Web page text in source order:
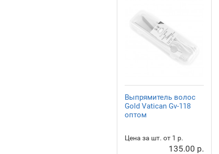
Выпрямитель волос
Gold Vatican Gv-118
оптом
Цена за шт. от 1 р.
135.00 р.